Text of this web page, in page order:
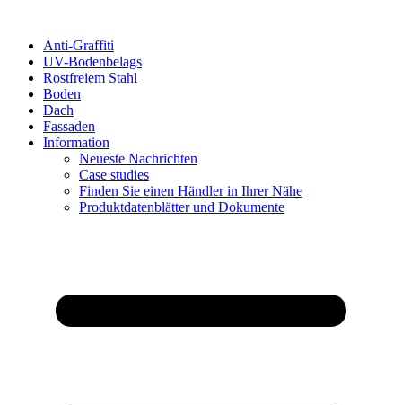
Anti-Graffiti
UV-Bodenbelags
Rostfreiem Stahl
Boden
Dach
Fassaden
Information
Neueste Nachrichten
Case studies
Finden Sie einen Händler in Ihrer Nähe
Produktdatenblätter und Dokumente